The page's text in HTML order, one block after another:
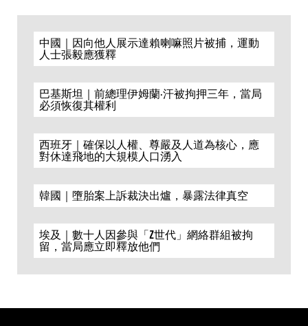
中國｜因向他人展示達賴喇嘛照片被捕，運動
人士張毅應獲釋
巴基斯坦｜前總理伊姆蘭·汗被拘押三年，當局
必須恢復其權利
西班牙｜確保以人權、尊嚴及人道為核心，應
對休達飛地的大規模人口湧入
韓國｜墮胎案上訴裁決出爐，暴露法律真空
埃及｜數十人因參與「Z世代」網絡群組被拘
留，當局應立即釋放他們